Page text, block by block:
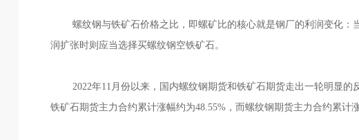
螺纹钢与铁矿石价格之比，即螺矿比的核心就是钢厂的利润变化：
润扩张时则应当选择买螺纹钢空铁矿石。
2022年11月份以来，国内螺纹钢期货和铁矿石期货走出一轮明显
铁矿石期货主力合约累计涨幅约为48.55%，而螺纹钢期货主力合约累计